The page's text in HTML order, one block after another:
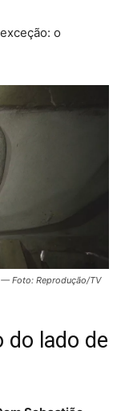
o
Foto: Reprodução/TV
do lado de